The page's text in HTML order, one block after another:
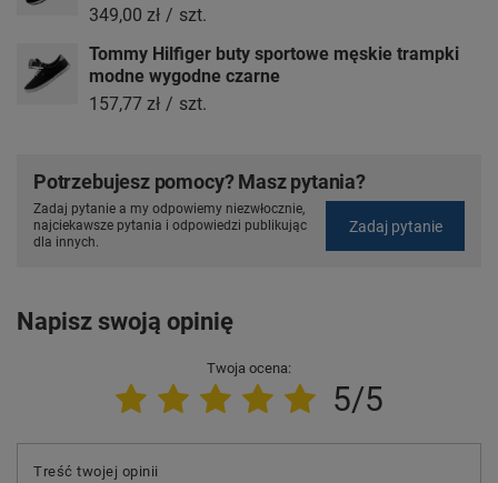
349,00 zł / szt.
Tommy Hilfiger buty sportowe męskie trampki
modne wygodne czarne
157,77 zł / szt.
Potrzebujesz pomocy? Masz pytania?
Zadaj pytanie a my odpowiemy niezwłocznie,
najciekawsze pytania i odpowiedzi publikując
dla innych.
Zadaj pytanie
Napisz swoją opinię
Twoja ocena:
5/5
Treść twojej opinii